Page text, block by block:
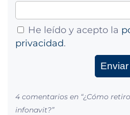
He leído y acepto la
privacidad.
4 comentarios en “¿Cómo
infonavit?”